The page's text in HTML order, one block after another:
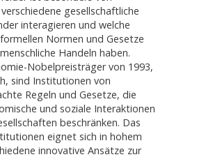
gesellschaftliche
interagieren und welche
Normen und Gesetze
Handeln haben.
Nobelpreisträger von 1993,
sind Institutionen von
Regeln und Gesetze, die
und soziale Interaktionen
beschränken. Das
eignet sich in hohem
innovative Ansätze zur